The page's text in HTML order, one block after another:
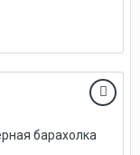
барахолка